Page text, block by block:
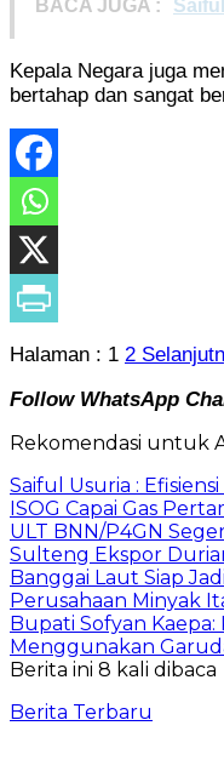
BACA JUGA :
Kepala Negara juga
bertahap dan sangat
Halaman : 1 2
Follow WhatsApp
Rekomendasi untuk
Saiful Usuria :
ISOG Capai Gas
ULT BNN/P4GN
Sulteng Ekspor
Banggai Laut Siap
Perusahaan Minyak
Bupati Sofyan
Menggunakan
Berita ini 8 kali dibaca
Berita Terbaru